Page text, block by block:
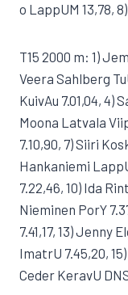
o LappUM 13,78,
T15 2000 m: 1)
Veera Sahlberg
KuivAu 7.01,04, 4)
Moona Latvala
7.10,90, 7) Siiri
Hankaniemi
7.22,46, 10) Ida
Nieminen PorY
7.41,17, 13) Jenny
ImatrU 7.45,20,
Ceder KeravU